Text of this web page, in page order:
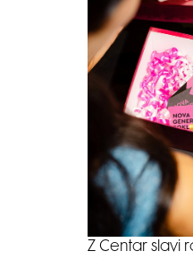
Z Centar slavi